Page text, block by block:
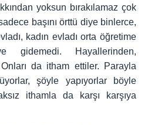
yoksun bırakılamaz çok
başını örttü diye binlerce,
kadın evladı orta öğretime
gidemedi. Hayallerinden,
da itham ettiler. Parayla
şöyle yapıyorlar böyle
ithamla da karşı karşıya